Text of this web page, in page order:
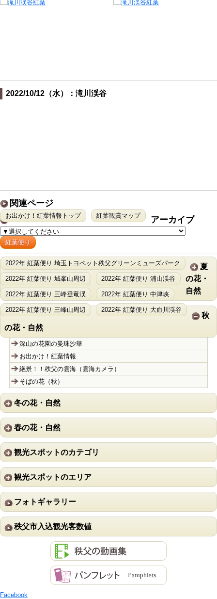
2022/10/12（水）：滝川渓谷
関連ページ
お出かけ！紅葉情報トップ 紅葉観賞マップ アーカイブ
紅葉便り
2022年 紅葉便り 埼玉トヨペット秩父グリーンミューズパーク
2022年 紅葉便り 城峯山周辺 2022年 紅葉便り 浦山渓谷
2022年 紅葉便り 三峰登竜渓 2022年 紅葉便り 中津峡
2022年 紅葉便り 三峰山周辺 2022年 紅葉便り 大血川渓谷
夏
の花・
自然
秋
の花・自然
深山の花園の曼珠沙華
お出かけ！紅葉情報
絶景！！秩父の雲海（雲海カメラ）
そばの花（秋）
冬の花・自然
春の花・自然
観光スポットのカテゴリ
観光スポットのエリア
フォトギャラリー
秩父市入込観光客数値
Facebook